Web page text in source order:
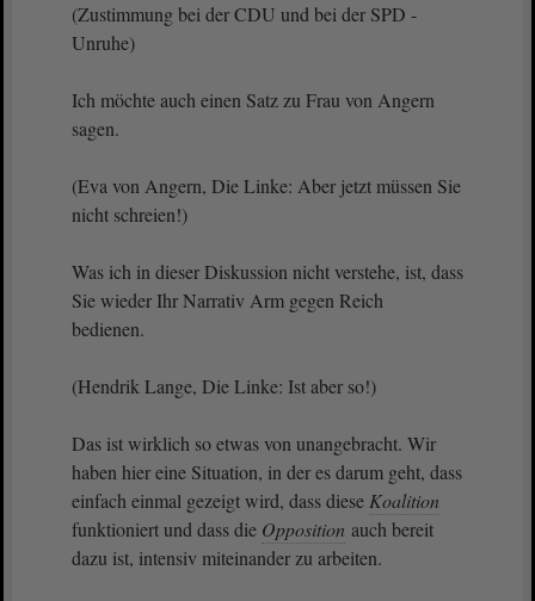
(Zustimmung bei der CDU und bei der SPD -
Unruhe)
Ich möchte auch einen Satz zu Frau von Angern
sagen.
(Eva von Angern, Die Linke: Aber jetzt müssen Sie
nicht schreien!)
Was ich in dieser Diskussion nicht verstehe, ist, dass
Sie wieder Ihr Narrativ Arm gegen Reich
bedienen.
(Hendrik Lange, Die Linke: Ist aber so!)
Das ist wirklich so etwas von unangebracht. Wir
haben hier eine Situation, in der es darum geht, dass
einfach einmal gezeigt wird, dass diese Koalition
funktioniert und dass die Opposition auch bereit
dazu ist, intensiv miteinander zu arbeiten.